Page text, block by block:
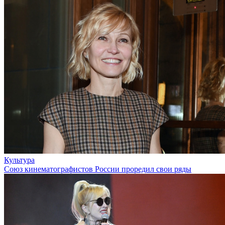
Культура
Союз кинематографистов России проредил свои ряды